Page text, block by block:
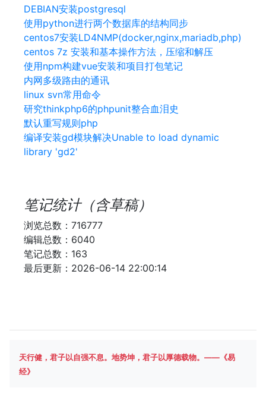
DEBIAN安装postgresql
使用python进行两个数据库的结构同步
centos7安装LD4NMP(docker,nginx,mariadb,php)
centos 7z 安装和基本操作方法，压缩和解压
使用npm构建vue安装和项目打包笔记
内网多级路由的通讯
linux svn常用命令
研究thinkphp6的phpunit整合血泪史
默认重写规则php
编译安装gd模块解决Unable to load dynamic
library 'gd2'
笔记统计（含草稿）
浏览总数：716777
编辑总数：6040
笔记总数：163
最后更新：2026-06-14 22:00:14
天行健，君子以自强不息。地势坤，君子以厚德载物。——《易
经》